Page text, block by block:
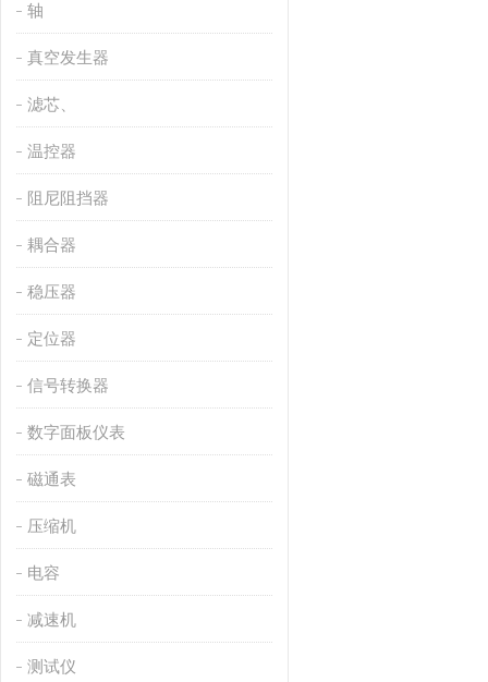
轴
真空发生器
滤芯、
温控器
阻尼阻挡器
耦合器
稳压器
定位器
信号转换器
数字面板仪表
磁通表
压缩机
电容
减速机
测试仪